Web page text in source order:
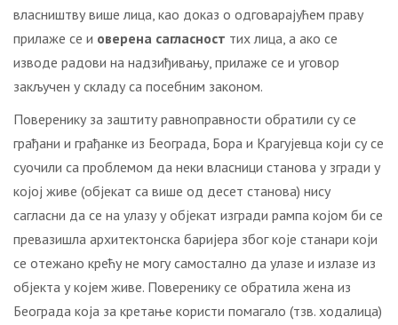
власништву више лица, као доказ о одговарајућем праву
прилаже се и оверена сагласност тих лица, а ако се
изводе радови на надзиђивању, прилаже се и уговор
закључен у складу са посебним законом.
Поверенику за заштиту равноправности обратили су се
грађани и грађанке из Београда, Бора и Крагујевца који су се
суочили са проблемом да неки власници станова у згради у
којој живе (објекат са више од десет станова) нису
сагласни да се на улазу у објекат изгради рампа којом би се
превазишла архитектонска баријера због које станари који
се отежано крећу не могу самостално да улазе и излазе из
објекта у којем живе. Поверенику се обратила жена из
Београда која за кретање користи помагало (тзв. ходалица)